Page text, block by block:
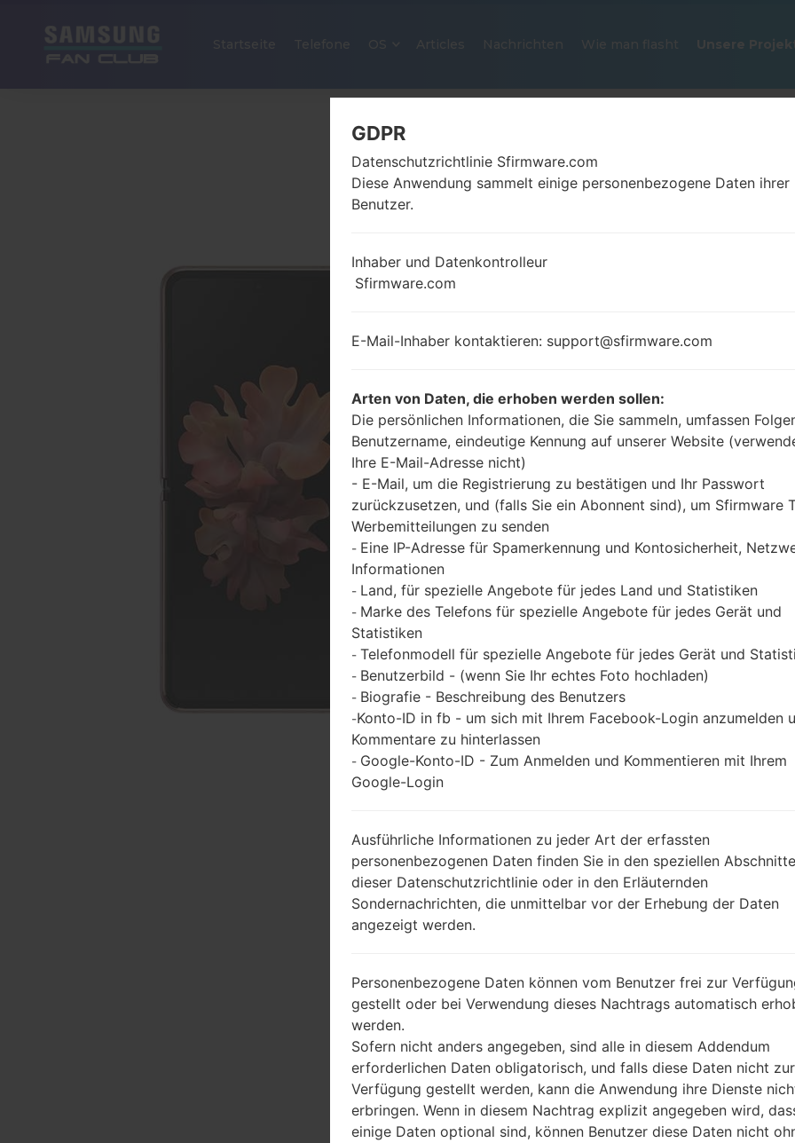
Nachrichten Wie man flasht Unsere
OFFIZIELLER FIRMWARE
Galaxy Z Flip 5G
Laden Sie das neueste Firmware-Update für
Sie jedoch nicht zu überprüfen, ob die
SM-F707U1 entspricht. Der Firmware-Code
Version F707U1UES1BUA3 und CSC-
F707U1UES1BUA3 geliefert. Die
R 11. Detalierte Anleitung, wie man die Standart
wird, gibt es hier
DATEINAME
SM-F707U1_1_20210127134334_
g746frlmsb_fac
DATEIGRÖSSE 5.25 GiB
OS
CSC AUSFÜHRUNG
BESCHREIBUNG USA unbranded
1.ÜBERPRÜFEN SIE AUF RECAPTCHA
GDPR
Datenschutzrichtlinie Sfirmware.com
Diese Anwendung sammelt einige personenbezogene Daten ihrer
Benutzer.
Inhaber und Datenkontrolleur
Sfirmware.com
E-Mail-Inhaber kontaktieren: support@sfirmware.com
Arten von Daten, die erhoben werden sollen:
Die persönlichen Informationen, die Sie sammeln, umfassen
Benutzername, eindeutige Kennung auf unserer Website
Ihre E-Mail-Adresse nicht)
- E-Mail, um die Registrierung zu bestätigen und Ihr Passwort
zurückzusetzen, und (falls Sie ein Abonnent sind), um Sfirmware
Werbemitteilungen zu senden
- Eine IP-Adresse für Spamerkennung und Kontosicherheit,
Informationen
- Land, für spezielle Angebote für jedes Land und Statistiken
- Marke des Telefons für spezielle Angebote für jedes Gerät und
Statistiken
- Telefonmodell für spezielle Angebote für jedes Gerät und
- Benutzerbild - (wenn Sie Ihr echtes Foto hochladen)
- Biografie - Beschreibung des Benutzers
-Konto-ID in fb - um sich mit Ihrem Facebook-Login anzumelden
Kommentare zu hinterlassen
- Google-Konto-ID - Zum Anmelden und Kommentieren mit Ihrem
Google-Login
Ausführliche Informationen zu jeder Art der erfassten
personenbezogenen Daten finden Sie in den speziellen
dieser Datenschutzrichtlinie oder in den Erläuternden
Sondernachrichten, die unmittelbar vor der Erhebung der Daten
angezeigt werden.
Personenbezogene Daten können vom Benutzer frei zur
gestellt oder bei Verwendung dieses Nachtrags automatisch
werden.
Sofern nicht anders angegeben, sind alle in diesem Addendum
erforderlichen Daten obligatorisch, und falls diese Daten nicht zur
Verfügung gestellt werden, kann die Anwendung ihre Dienste
erbringen. Wenn in diesem Nachtrag explizit angegeben wird,
einige Daten optional sind, können Benutzer diese Daten nicht